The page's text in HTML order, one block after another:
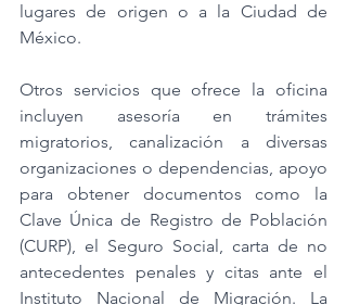
lugares de origen o a la Ciudad de
México.
Otros servicios que ofrece la oficina
incluyen asesoría en trámites
migratorios, canalización a diversas
organizaciones o dependencias, apoyo
para obtener documentos como la
Clave Única de Registro de Población
(CURP), el Seguro Social, carta de no
antecedentes penales y citas ante el
Instituto Nacional de Migración. La